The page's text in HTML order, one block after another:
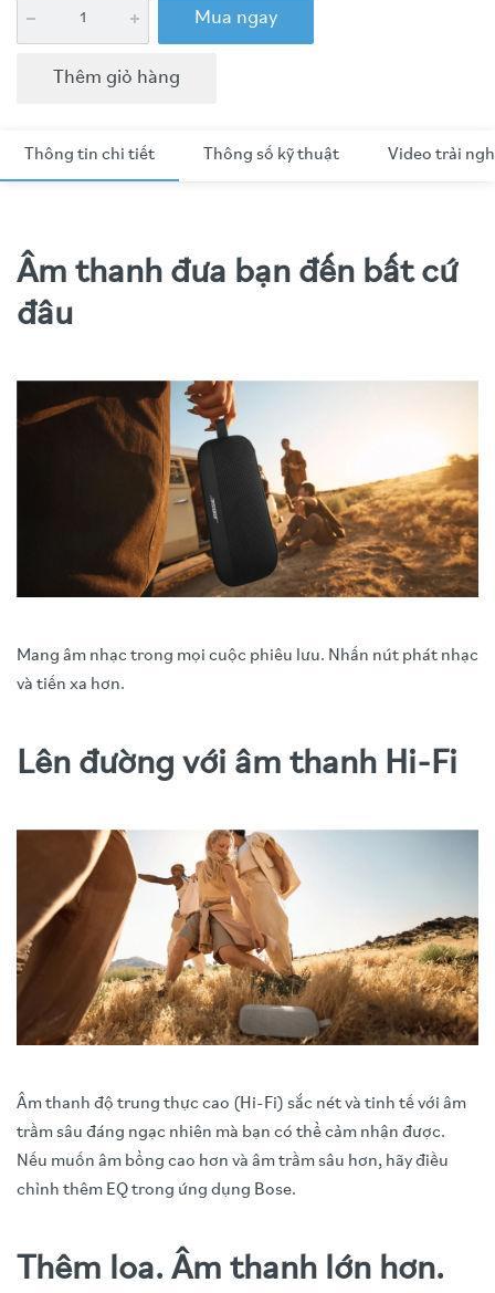
Mua ngay
Thêm giỏ hàng
Thông tin chi tiết Thông số kỹ thuật Video trải
Âm thanh đưa bạn đến bất cứ
đâu
Mang âm nhạc trong mọi cuộc phiêu lưu. Nhấn nút phát nhạc
và tiến xa hơn.
Lên đường với âm thanh Hi-Fi
Âm thanh độ trung thực cao (Hi-Fi) sắc nét và tinh tế với âm
trầm sâu đáng ngạc nhiên mà bạn có thể cảm nhận được.
Nếu muốn âm bổng cao hơn và âm trầm sâu hơn, hãy điều
chỉnh thêm EQ trong ứng dụng Bose.
Thêm loa. Âm thanh lớn hơn.